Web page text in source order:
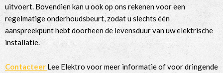
uitvoert. Bovendien kan u ook op ons rekenen voor een
regelmatige onderhoudsbeurt, zodat u slechts één
aanspreekpunt hebt doorheen de levensduur van uw elektrische
installatie.
Contacteer Lee Elektro voor meer informatie of voor dringende